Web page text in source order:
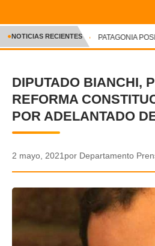
INICIO
CRÓNICA
DEPORTES
ENTRETENIMIENTO Y CULTURA
AUDIOS
VIDEOS
✕
●NOTICIAS RECIENTES PATAGONIA
DIPUTADO BIANCHI,
REFORMA
POR ADELANTADO
2 mayo, 2021por Departamento